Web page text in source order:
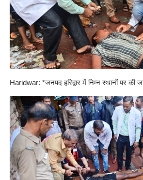
Haridwar: *जनपद हरिद्वार में निम्न स्थानों पर की